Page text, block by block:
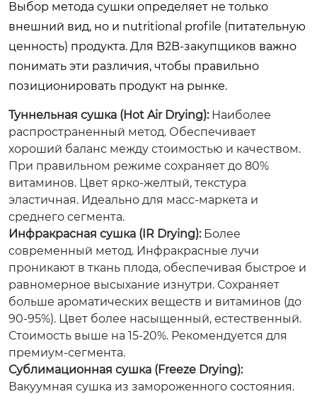
Выбор метода сушки определяет не только
внешний вид, но и nutritional profile (питательную
ценность) продукта. Для B2B-закупщиков важно
понимать эти различия, чтобы правильно
позиционировать продукт на рынке.
Туннельная сушка (Hot Air Drying):Наиболее
распространенный метод. Обеспечивает
хороший баланс между стоимостью и качеством.
При правильном режиме сохраняет до 80%
витаминов. Цвет ярко-желтый, текстура
эластичная. Идеально для масс-маркета и
среднего сегмента.
Инфракрасная сушка (IR Drying):Более
современный метод. Инфракрасные лучи
проникают в ткань плода, обеспечивая быстрое и
равномерное высыхание изнутри. Сохраняет
больше ароматических веществ и витаминов (до
90-95%). Цвет более насыщенный, естественный.
Стоимость выше на 15-20%. Рекомендуется для
премиум-сегмента.
Сублимационная сушка (Freeze Drying):
Вакуумная сушка из замороженного состояния.